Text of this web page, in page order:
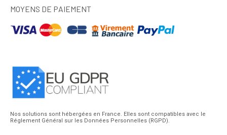
MOYENS DE PAIEMENT
Nos solutions sont hébergées en France. Elles sont compatibles avec le
Réglement Général sur les Données Personnelles (RGPD).